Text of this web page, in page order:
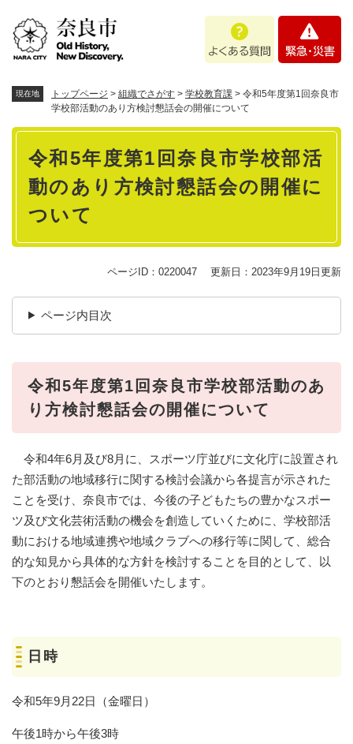
あ
問
・
現在地 トップページ > 組織でさがす > 学校教育課 > 令和5年度第1回奈良市
学校部活動のあり方検討懇話会の開催について
本
令和5年度第1回奈良市学校部活
動のあり方検討懇話会の開催に
ついて
ページID：0220047 更新日：2023年9月19日更新
ページ内目次
令和5年度第1回奈良市学校部活動のあ
り方検討懇話会の開催について
令和4年6月及び8月に、スポーツ庁並びに文化庁に設置され
た部活動の地域移行に関する検討会議から各提言が示された
ことを受け、奈良市では、今後の子どもたちの豊かなスポー
ツ及び文化芸術活動の機会を創造していくために、学校部活
動における地域連携や地域クラブへの移行等に関して、総合
的な知見から具体的な方針を検討することを目的として、以
下のとおり懇話会を開催いたします。
日時
令和5年9月22日（金曜日）
午後1時から午後3時